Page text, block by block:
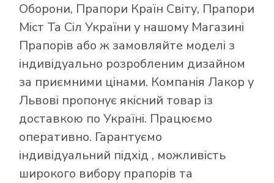
Оборони, Прапори Країн Світу, Прапори
Міст Та Сіл України у нашому Магазині
Прапорів або ж замовляйте моделі з
індивідуально розробленим дизайном
за приємними цінами. Компанія Лакор у
Львові пропонує якісний товар із
доставкою по Україні. Працюємо
оперативно. Гарантуємо
індивідуальний підхід , можливість
широкого вибору прапорів та